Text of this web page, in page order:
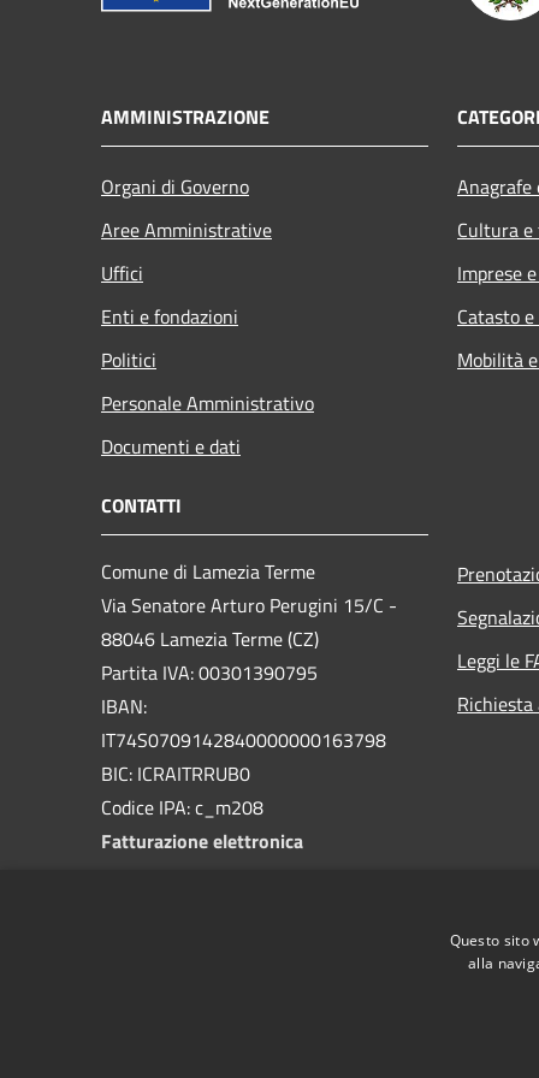
AMMINISTRAZIONE
Organi di Governo
Aree Amministrative
Uffici
Enti e fondazioni
Politici
Personale Amministrativo
Documenti e dati
Cultura
Imprese
Catasto
Mobilità
CONTATTI
Comune di Lamezia Terme
Via Senatore Arturo Perugini 15/C -
88046 Lamezia Terme (CZ)
Partita IVA: 00301390795
IBAN:
IT74S0709142840000000163798
BIC: ICRAITRRUB0
Codice IPA: c_m208
Fatturazione elettronica
Leggi le
Questo sito
alla